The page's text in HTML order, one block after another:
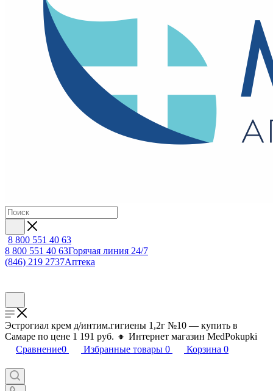
8 800 551 40 63
8 800 551 40 63Горячая линия 24/7
(846) 219 2737Аптека
Эстрогиал крем д/интим.гигиены 1,2г №10 — купить в
Самаре по цене 1 191 руб. 🔸 Интернет магазин MedPokupki
Сравнение0 Избранные товары 0 Корзина 0